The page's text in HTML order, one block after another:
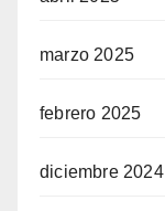
marzo 2025
febrero 2025
diciembre 2024